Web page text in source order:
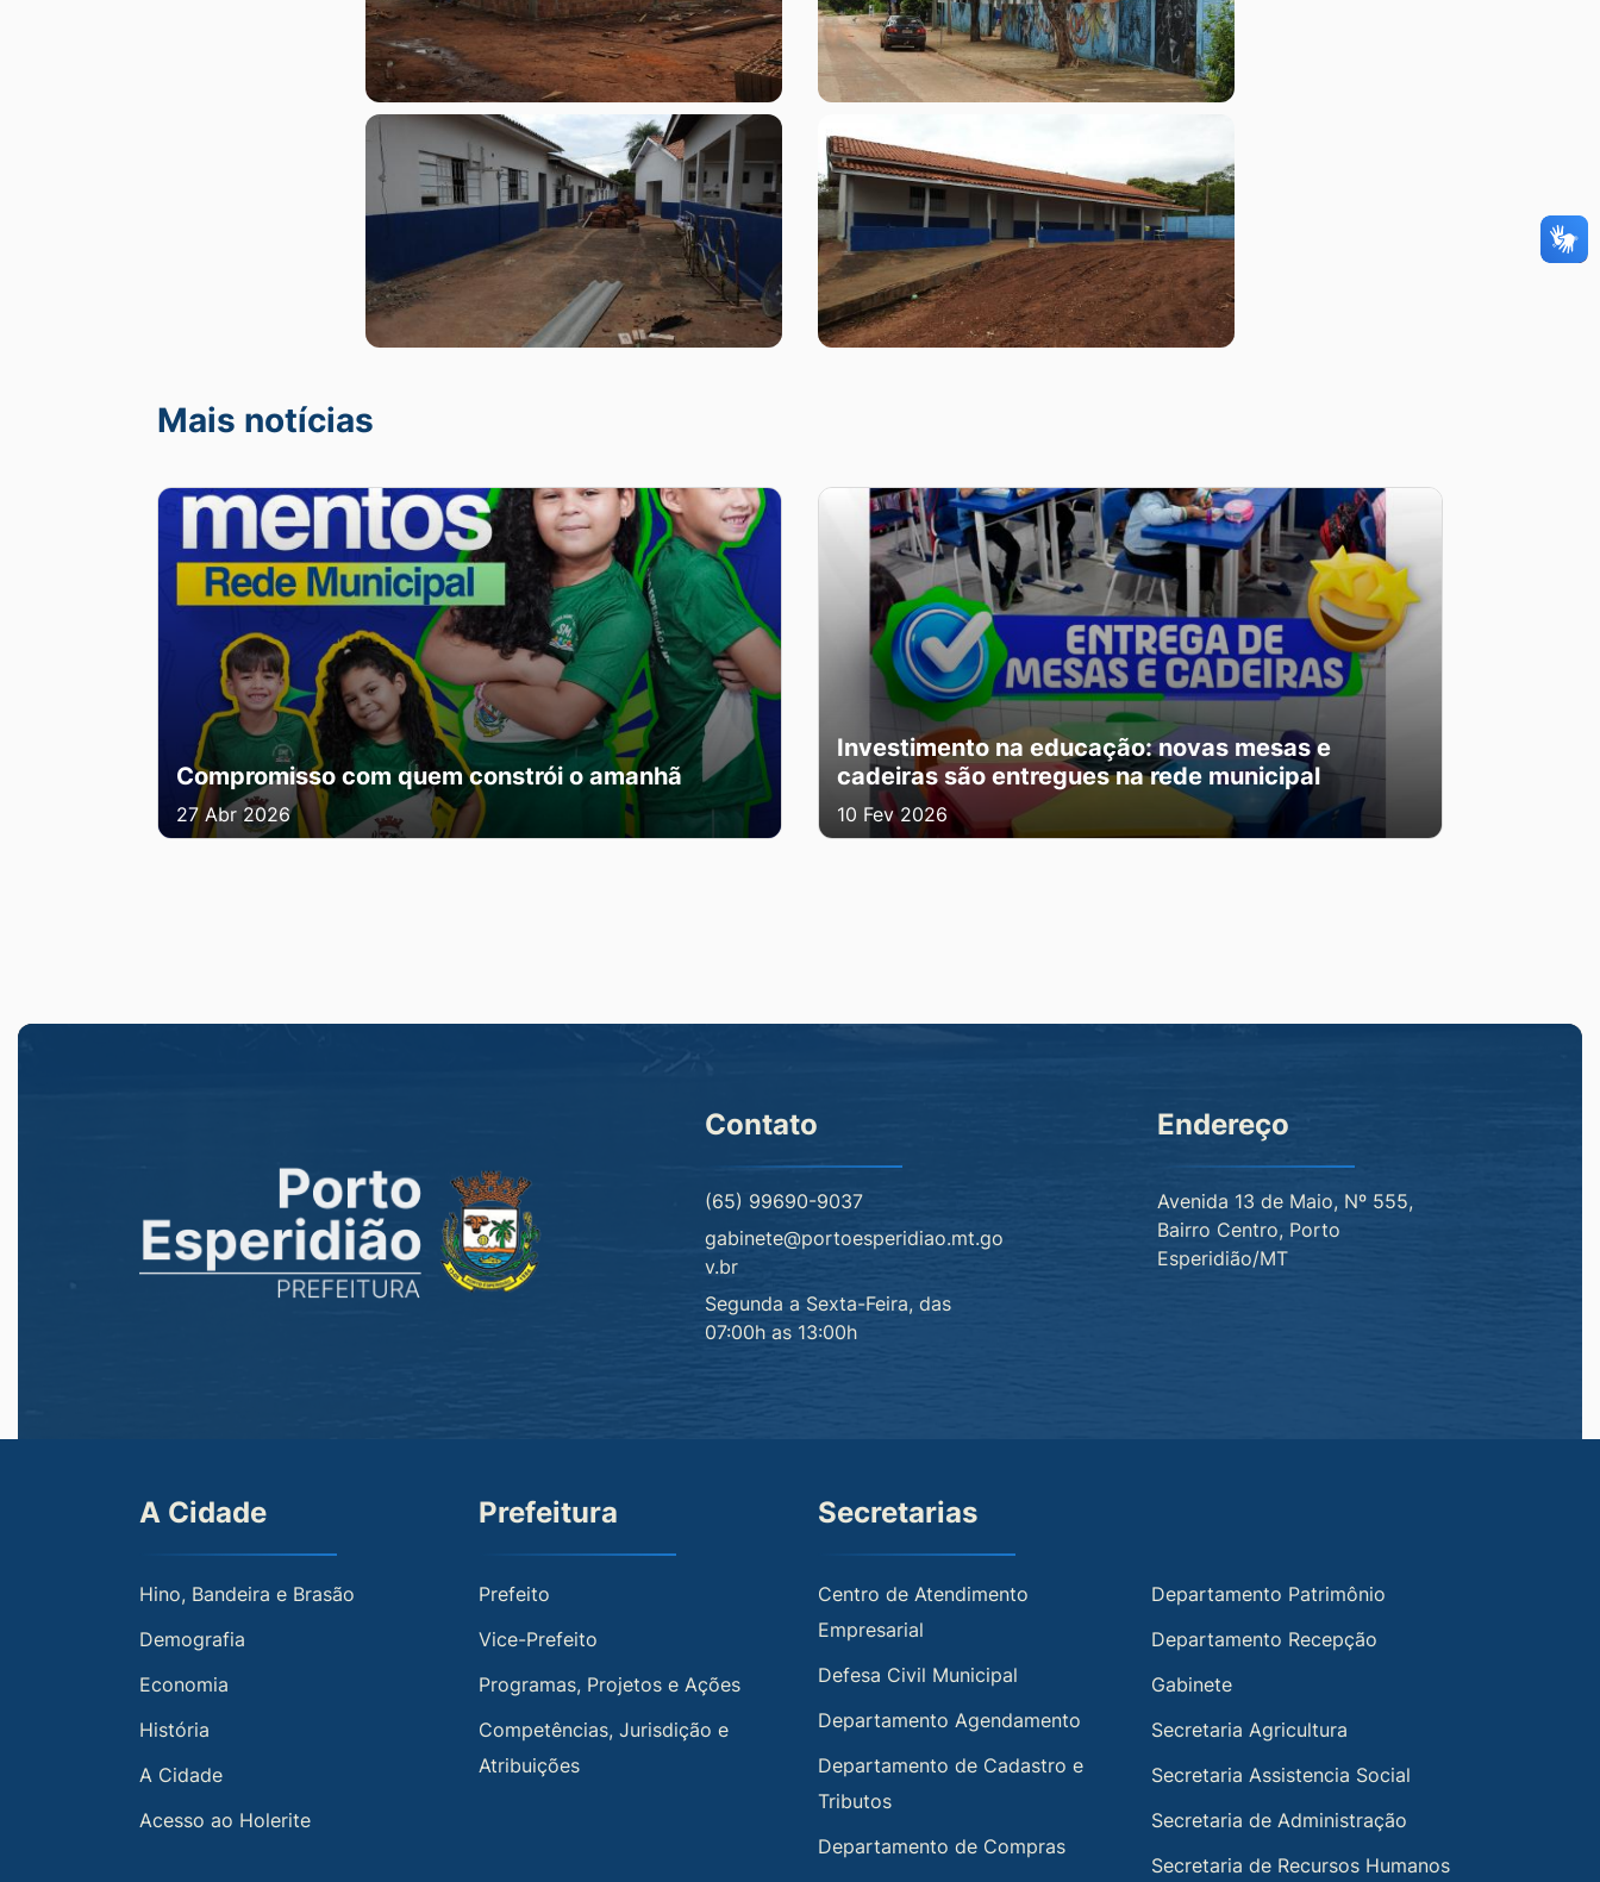
Mais notícias
Compromisso com quem constrói o amanhã
27 Abr 2026
Investimento na educação: novas mesas e
cadeiras são entregues na rede municipal
10 Fev 2026
Contato
(65) 99690-9037
gabinete@portoesperidiao.mt.go
v.br
Segunda a Sexta-Feira, das
07:00h as 13:00h
Endereço
Avenida 13 de Maio, Nº 555,
Bairro Centro, Porto
Esperidião/MT
A Cidade
Hino, Bandeira e Brasão
Demografia
Economia
História
A Cidade
Acesso ao Holerite
Prefeitura
Prefeito
Vice-Prefeito
Programas, Projetos e Ações
Competências, Jurisdição e
Atribuições
Secretarias
Centro de Atendimento
Empresarial
Defesa Civil Municipal
Departamento Agendamento
Departamento de Cadastro e
Tributos
Departamento de Compras
Departamento Patrimônio
Departamento Recepção
Gabinete
Secretaria Agricultura
Secretaria Assistencia Social
Secretaria de Administração
Secretaria de Recursos Humanos